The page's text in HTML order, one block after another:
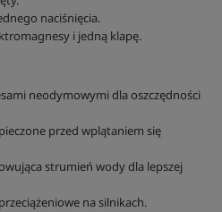
naciśnięcia.
i jedną klapę.
neodymowymi dla oszczędności
przed wplątaniem się
strumień wody dla lepszej
na silnikach.